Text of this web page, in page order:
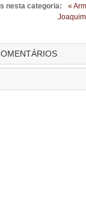
nesta categoria:
«